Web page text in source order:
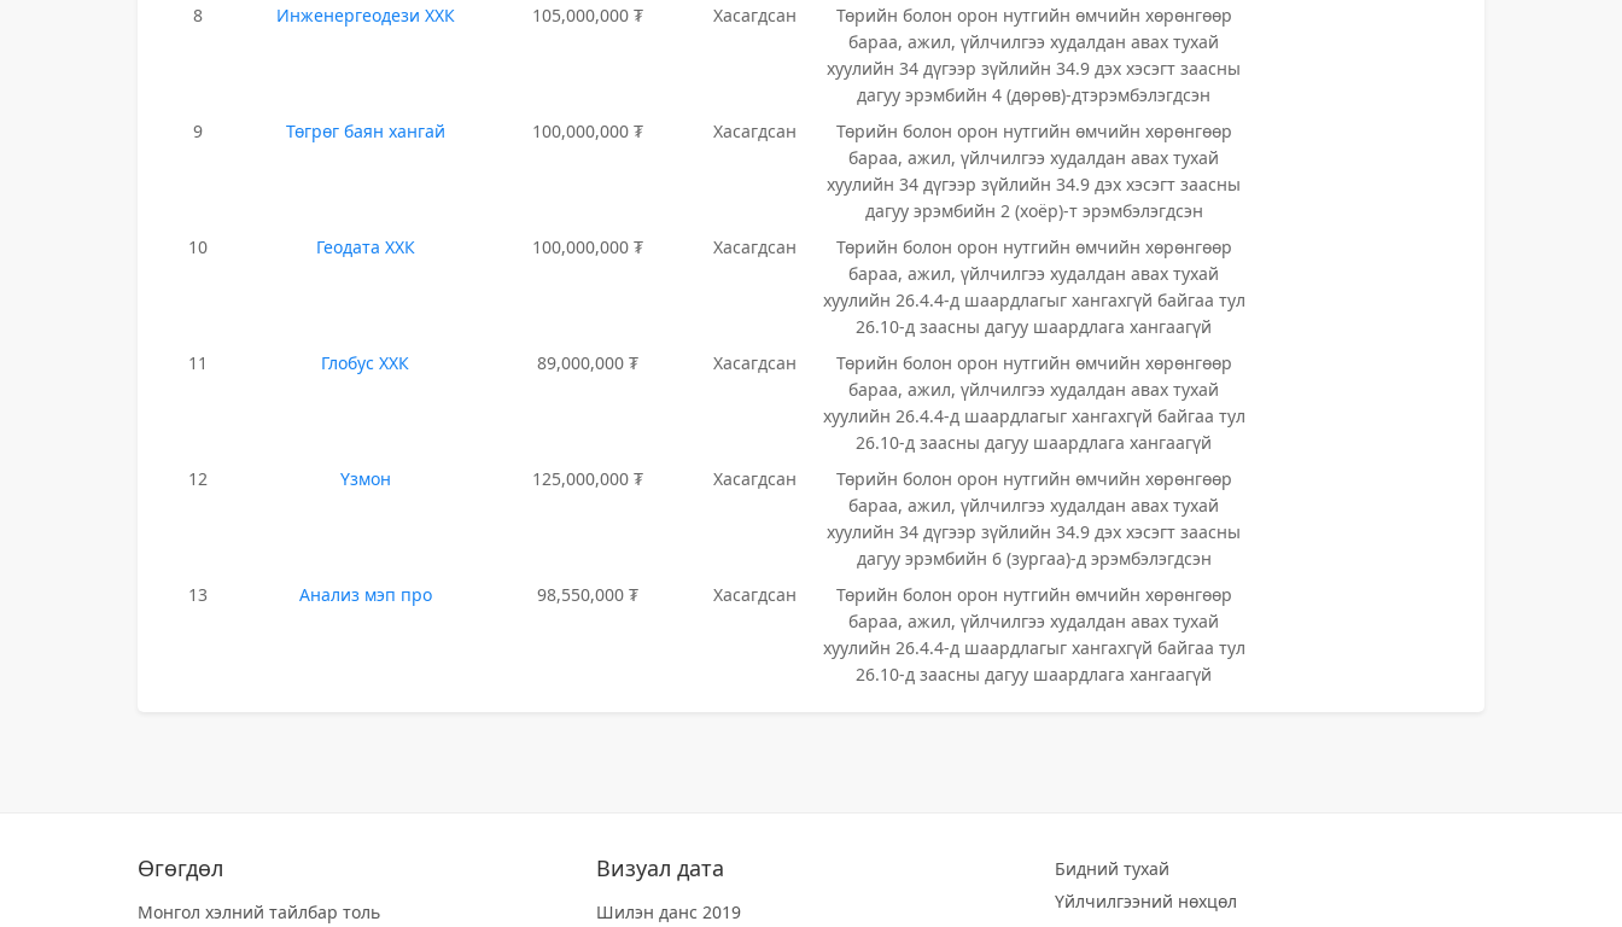
8
Инженергеодези ХХК 105,000,000 ₮ Хасагдсан
Төрийн болон орон нутгийн өмчийн хөрөнгөөр
бараа, ажил, үйлчилгээ худалдан авах тухай
хуулийн 34 дүгээр зүйлийн 34.9 дэх хэсэгт заасны
дагуу эрэмбийн 4 (дөрөв)-дтэрэмбэлэгдсэн
9
Төгрөг баян хангай 100,000,000 ₮ Хасагдсан
Төрийн болон орон нутгийн өмчийн хөрөнгөөр
бараа, ажил, үйлчилгээ худалдан авах тухай
хуулийн 34 дүгээр зүйлийн 34.9 дэх хэсэгт заасны
дагуу эрэмбийн 2 (хоёр)-т эрэмбэлэгдсэн
10
Геодата ХХК 100,000,000 ₮ Хасагдсан
Төрийн болон орон нутгийн өмчийн хөрөнгөөр
бараа, ажил, үйлчилгээ худалдан авах тухай
хуулийн 26.4.4-д шаардлагыг хангахгүй байгаа тул
26.10-д заасны дагуу шаардлага хангаагүй
11
Глобус ХХК 89,000,000 ₮ Хасагдсан
Төрийн болон орон нутгийн өмчийн хөрөнгөөр
бараа, ажил, үйлчилгээ худалдан авах тухай
хуулийн 26.4.4-д шаардлагыг хангахгүй байгаа тул
26.10-д заасны дагуу шаардлага хангаагүй
12
Үзмон 125,000,000 ₮ Хасагдсан
Төрийн болон орон нутгийн өмчийн хөрөнгөөр
бараа, ажил, үйлчилгээ худалдан авах тухай
хуулийн 34 дүгээр зүйлийн 34.9 дэх хэсэгт заасны
дагуу эрэмбийн 6 (зургаа)-д эрэмбэлэгдсэн
13
Анализ мэп про 98,550,000 ₮ Хасагдсан
Төрийн болон орон нутгийн өмчийн хөрөнгөөр
бараа, ажил, үйлчилгээ худалдан авах тухай
хуулийн 26.4.4-д шаардлагыг хангахгүй байгаа тул
26.10-д заасны дагуу шаардлага хангаагүй
Өгөгдөл
Монгол хэлний тайлбар толь
Визуал дата
Шилэн данс 2019
Бидний тухай
Үйлчилгээний нөхцөл